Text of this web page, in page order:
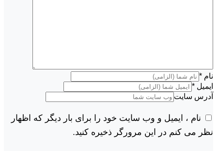
نام *
ایمیل *
آدرس سایت
نام ، ایمیل و وب سایت خود را برای بار دیگر که اظهار
نظر می کنم در این مرورگر ذخیره کنید.